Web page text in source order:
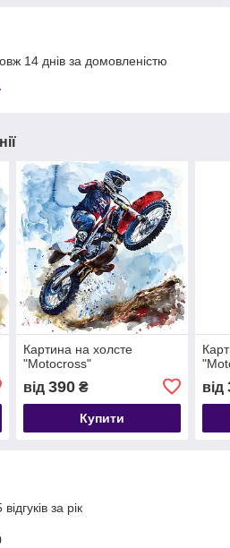
14 днів за домовленістю
Картина на холсте
"Motocross"
від 390₴
Купити
від
за рік